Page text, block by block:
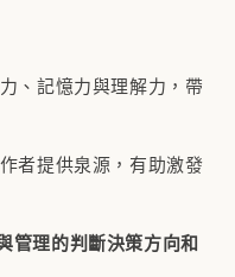
、記憶力與理解力，帶
者提供泉源，有助激發
管理的判斷決策方向和